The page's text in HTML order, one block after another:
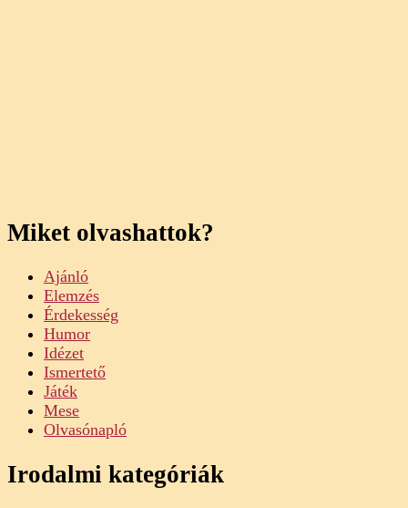
Miket olvashattok?
Ajánló
Elemzés
Érdekesség
Humor
Idézet
Ismertető
Játék
Mese
Olvasónapló
Irodalmi kategóriák